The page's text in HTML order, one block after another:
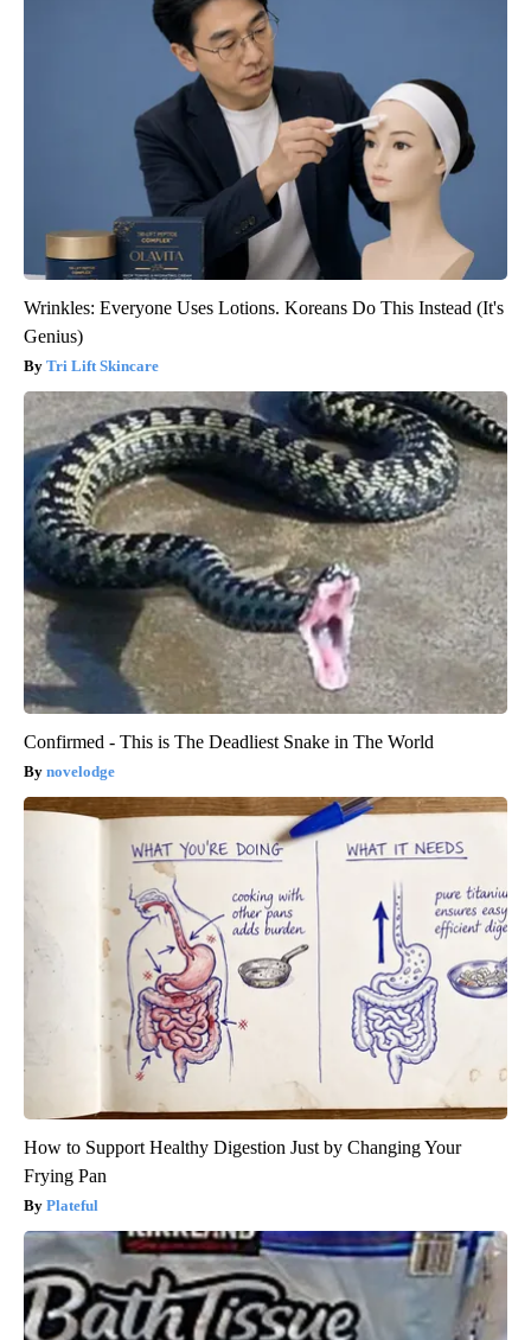
Wrinkles: Everyone Uses Lotions. Koreans Do This Instead (It's
Genius)
Tri Lift Skincare
Confirmed - This is The Deadliest Snake in The World
novelodge
How to Support Healthy Digestion Just by Changing Your
Frying Pan
Plateful